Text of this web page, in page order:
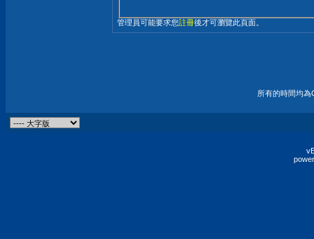
管理員可能要求您註冊後才可瀏覽此頁面。
所有的時間均為